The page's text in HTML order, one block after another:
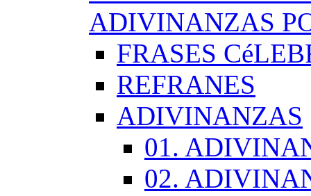
ADIVINANZAS
FRASES
REFRANES
ADIVINANZAS
01.
02.